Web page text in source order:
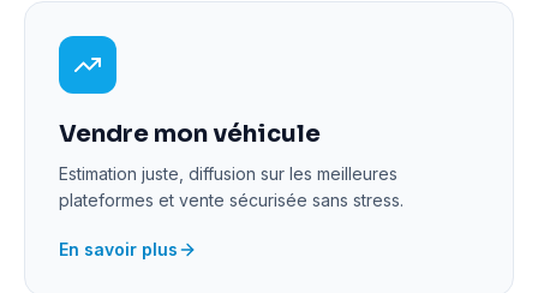
Vendre mon véhicule
Estimation juste, diffusion sur les meilleures
plateformes et vente sécurisée sans stress.
En savoir plus